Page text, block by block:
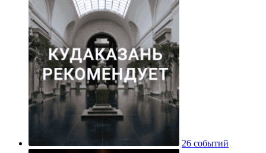
26 событий